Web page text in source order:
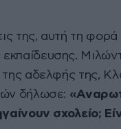
της, αυτή τη φορά
αδελφής της,
δήλωσε:
σχολείο;